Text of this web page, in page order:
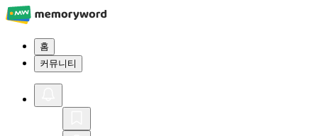
홈
커뮤니티